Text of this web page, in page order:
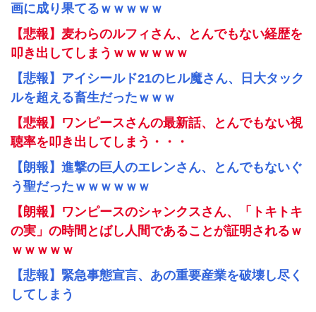
画に成り果てるｗｗｗｗｗ
【悲報】麦わらのルフィさん、とんでもない経歴を
叩き出してしまうｗｗｗｗｗｗ
【悲報】アイシールド21のヒル魔さん、日大タック
ルを超える畜生だったｗｗｗ
【悲報】ワンピースさんの最新話、とんでもない視
聴率を叩き出してしまう・・・
【朗報】進撃の巨人のエレンさん、とんでもないぐ
う聖だったｗｗｗｗｗｗ
【朗報】ワンピースのシャンクスさん、「トキトキ
の実」の時間とばし人間であることが証明されるｗ
ｗｗｗｗｗ
【悲報】緊急事態宣言、あの重要産業を破壊し尽く
してしまう